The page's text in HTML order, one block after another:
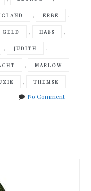
, ERBE ,
GELD , HASS ,
, JUDITH ,
, MARLOW
, THEMSE
No Commenton